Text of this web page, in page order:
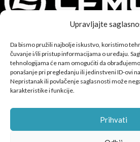
Upravljajte
Da bismo pružili najbolje iskustvo, koristimo
čuvanje i/ili pristup informacijama o uređaju.
tehnologijama će nam omogućiti da
ponašanje pri pregledanju ili jedinstveni ID-ovi
Nepristanak ili povlačenje saglasnosti može
karakteristike i funkcije.
Prihvati
CFMOTO proizvodi dizajnirani su za
savršene performanse, pouzdanost i
svakoj vožnji.